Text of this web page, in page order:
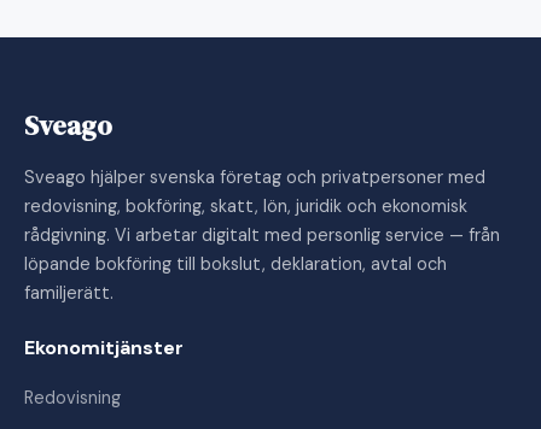
Sveago
Sveago hjälper svenska företag och privatpersoner med
redovisning, bokföring, skatt, lön, juridik och ekonomisk
rådgivning. Vi arbetar digitalt med personlig service — från
löpande bokföring till bokslut, deklaration, avtal och
familjerätt.
Ekonomitjänster
Redovisning